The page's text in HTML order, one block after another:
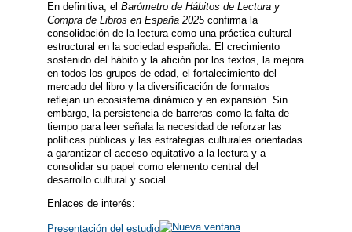
En definitiva, el Barómetro de Hábitos de Lectura y
Compra de Libros en España 2025confirma la
consolidación de la lectura como una práctica cultural
estructural en la sociedad española. El crecimiento
sostenido del hábito y la afición por los textos, la mejora
en todos los grupos de edad, el fortalecimiento del
mercado del libro y la diversificación de formatos
reflejan un ecosistema dinámico y en expansión. Sin
embargo, la persistencia de barreras como la falta de
tiempo para leer señala la necesidad de reforzar las
políticas públicas y las estrategias culturales orientadas
a garantizar el acceso equitativo a la lectura y a
consolidar su papel como elemento central del
desarrollo cultural y social.
Enlaces de interés:
Presentación del estudio